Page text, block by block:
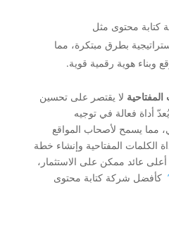
كتابة محتوى مثل
بطرق مبتكرة، مما
وبناء هوية رقمية قوية.
لا يقتصر على تحسين
أداة فعالة في توجيه
مما يسمح لأصحاب المواقع
الكلمات المفتاحية وإنشاء خطة
عائد ممكن على الاستثمار،
كأفضل شركة كتابة محتوى